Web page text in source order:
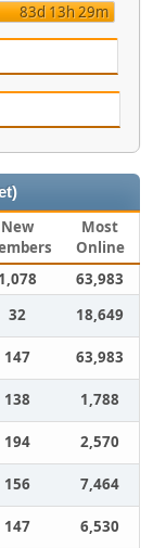
83d 13h 29m
New
Most
Online
1,078
63,983
32
18,649
147
63,983
138
1,788
194
2,570
156
7,464
147 6,530